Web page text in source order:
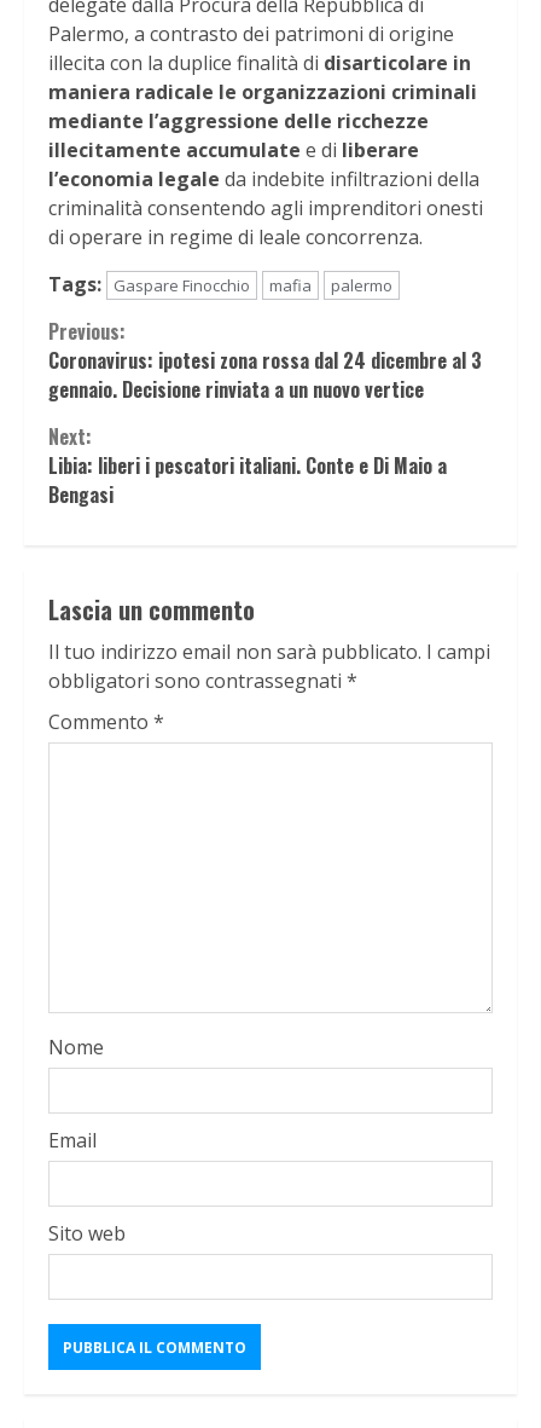
Palermo, a contrasto dei patrimoni di origine
illecita con la duplice finalità di disarticolare in
maniera radicale le organizzazioni criminali
mediante l’aggressione delle ricchezze
illecitamente accumulate e di liberare
l’economia legale da indebite infiltrazioni della
criminalità consentendo agli imprenditori onesti
di operare in regime di leale concorrenza.
Tags:
Gaspare Finocchio mafia palermo
Continue
Reading
Previous:
Coronavirus: ipotesi zona rossa dal 24 dicembre al 3
gennaio. Decisione rinviata a un nuovo vertice
Next:
Libia: liberi i pescatori italiani. Conte e Di Maio a
Bengasi
Lascia un commento
Il tuo indirizzo email non sarà pubblicato. I campi
obbligatori sono contrassegnati *
Commento *
Nome
Email
Sito web